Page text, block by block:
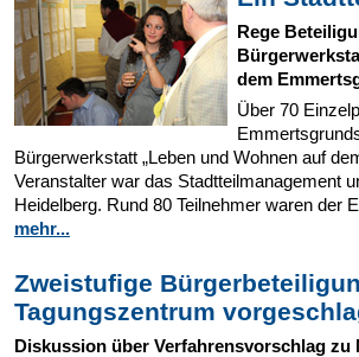
Rege
dem
Über 70
Bürgerwerkstatt „Leben und Wohnen auf
Veranstalter war das Stadtteilmanagement
Heidelberg. Rund 80 Teilnehmer waren der
mehr...
Zweistufige
Tagungszentrum
Diskussion über Verfahrensvorschlag